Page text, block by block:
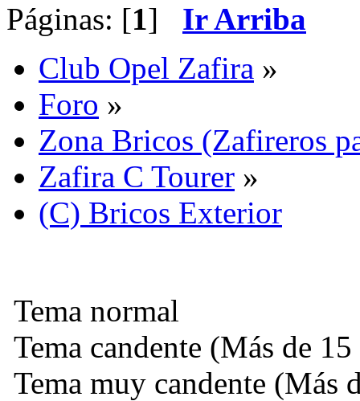
Páginas: [1] Ir Arriba
Club Opel Zafira »
Foro »
Zona Bricos (Zafireros
Zafira C Tourer »
(C) Bricos Exterior
Tema normal
Tema candente (Más de 15
Tema muy candente (Más